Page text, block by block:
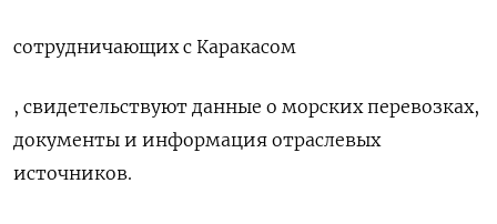
сотрудничающих с Каракасом
, свидетельствуют данные о морских перевозках,
документы и информация отраслевых
источников.